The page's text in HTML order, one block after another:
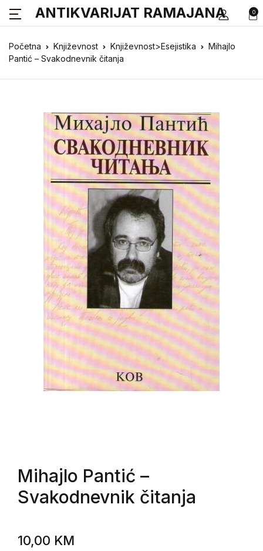
0
ANTIKVARIJAT RAMAJANA
Početna Književnost Književnost>Esejistika
Mihajlo
Pantić – Svakodnevnik čitanja
Mihajlo Pantić –
Svakodnevnik čitanja
10,00 KM